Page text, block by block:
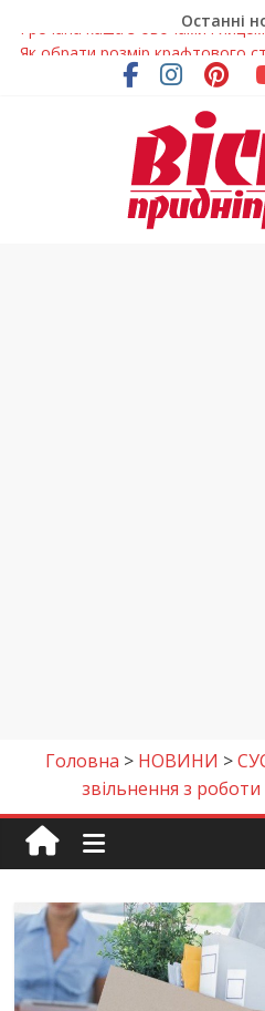
Останні
Як обрати розмір крафтового
Волонтерів із
гуманітарних місіях
Дніпровський цирк отримав
У Дніпрі змагалися
Гречана каша з овочами і
Головна > НОВИНИ >
звільнення з роботи